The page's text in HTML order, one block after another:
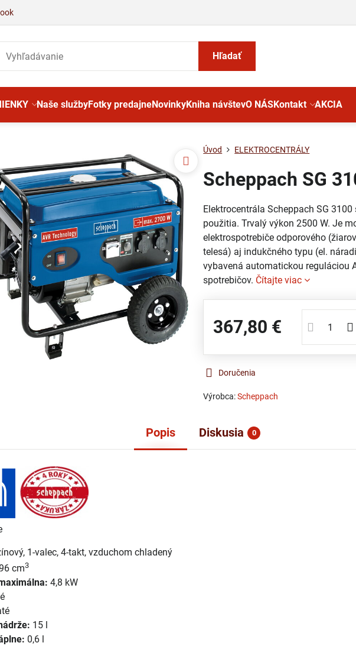
Hľadať
Naše službyFotky predajneNovinkyKniha návštevO NÁSKontakt AKCIA
Úvod ELEKTROCENTRÁLY
Scheppach SG
Elektrocentrála Scheppach SG
použitia. Trvalý výkon 2500 W. Je
elektrospotrebiče odporového
telesá) aj indukčného typu (el.
vybavená automatickou reguláciou
spotrebičov. Čítajte viac
367,80 €
Doručenia
Výrobca:Scheppach
Popis Diskusia 0
1-valec, 4-takt, vzduchom chladený
cm3
4,8 kW
15 l
0,6 l